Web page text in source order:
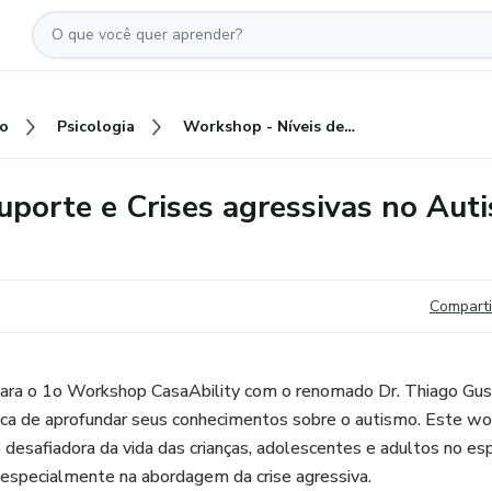
Psicologia Workshop - Níveis de suporte e Crises agressivas no Autismo (Casability)
e Crises agressivas no
o 1o Workshop CasaAbility com o renomado Dr. Thiago
de aprofundar seus conhecimentos sobre o autismo. Este
da vida das crianças, adolescentes e adultos no
na abordagem da crise agressiva.